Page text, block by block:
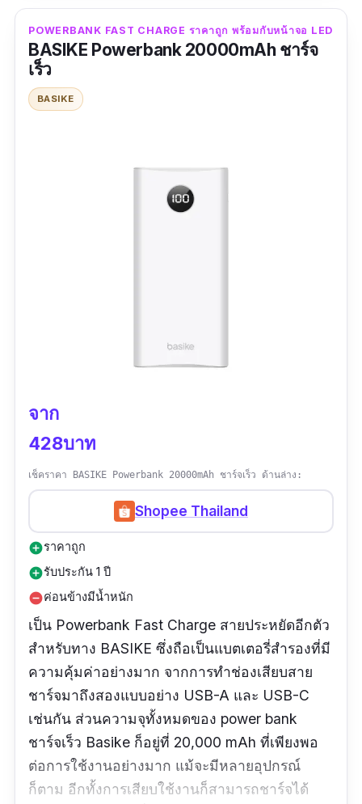
ปัญหา ส่วนตัวแบตเตอรี่สำรองก็ไม่ได้ใช้เวลาชาร์จ
นานเท่าไหร่นัก
รีวิว :
อย่างดี รูปร่างผลิตภัณฑ์ สวยงาม บางเหมาะมือ
POWERBANK FAST CHARGE ราคาถูก พร้อมกับหน้าจอ LED
BASIKE Powerbank 20000mAh ชาร์จ
เร็ว
BASIKE
จาก
428บาท
เช็คราคา BASIKE Powerbank 20000mAh ชาร์จเร็ว ด้านล่าง:
Shopee Thailand
add_circleราคาถูก
add_circleรับประกัน 1 ปี
remove_circleค่อนข้างมีน้ำหนัก
เป็น Powerbank Fast Charge สายประหยัดอีกตัว
สำหรับทาง BASIKE ซึ่งถือเป็นแบตเตอรี่สำรองที่มี
ความคุ้มค่าอย่างมาก จากการทำช่องเสียบสาย
ชาร์จมาถึงสองแบบอย่าง USB-A และ USB-C
เช่นกัน ส่วนความจุทั้งหมดของ power bank
ชาร์จเร็ว Basike ก็อยู่ที่ 20,000 mAh ที่เพียงพอ
ต่อการใช้งานอย่างมาก แม้จะมีหลายอุปกรณ์
ก็ตาม อีกทั้งการเสียบใช้งานก็สามารถชาร์จได้